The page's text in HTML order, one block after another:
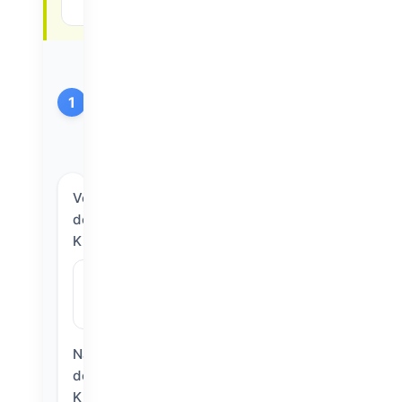
1
Vorname
des
Kindes
Nachname
des
Kindes